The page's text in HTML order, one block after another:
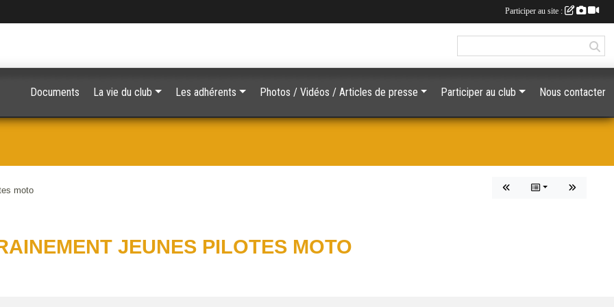
moto
JEUNES PILOTES MOTO
Documents La vie du club Les adhérents Photos / Vidéos / Articles de presse Participer au club Nous contacter
Participer au site :